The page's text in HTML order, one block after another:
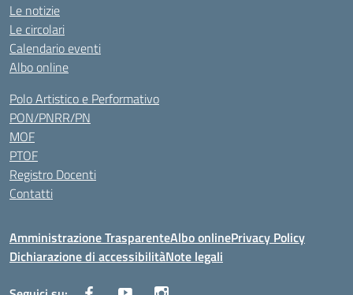
Le notizie
Le circolari
Calendario eventi
Albo online
Polo Artistico e Performativo
PON/PNRR/PN
MOF
PTOF
Registro Docenti
Contatti
Amministrazione TrasparenteAlbo onlinePrivacy Policy
Dichiarazione di accessibilitàNote legali